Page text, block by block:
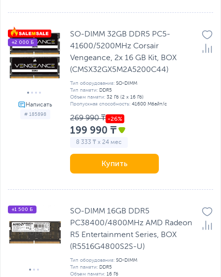
# 185898
+2 000 Б
SO-DIMM 32GB DDR5 PC5-
41600/5200MHz Corsair
Vengeance, 2x 16 GB Kit, BOX
(CMSX32GX5M2A5200C44)
Тип оборудования: SO-DIMM
Тип памяти: DDR5
Объем памяти: 32 Гб (2 х 16 Гб)
Пропускная способность: 41600 Мбайт/с
269 990 ₸
199 990 ₸
8 333 ₸ x 24 мес
Купить
+1 500 Б
SO-DIMM 16GB DDR5
PC38400/4800MHz AMD Radeon
R5 Entertainment Series, BOX
(R5516G4800S2S-U)
Тип оборудования: SO-DIMM
Тип памяти: DDR5
Объем памяти: 16 Гб